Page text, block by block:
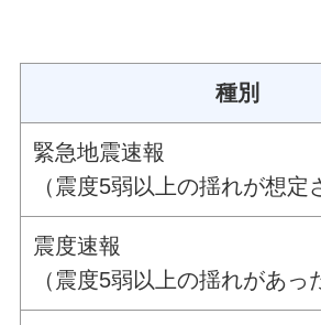
種別
緊急地震速報
（震度5弱以上の揺れが想定
震度速報
（震度5弱以上の揺れがあっ